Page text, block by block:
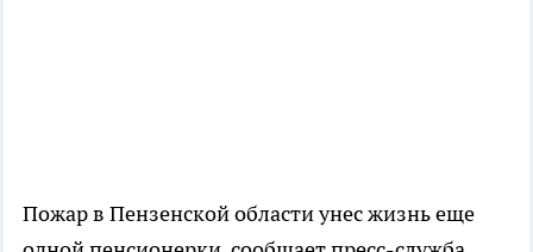
Пожар в Пензенской области унес жизнь еще